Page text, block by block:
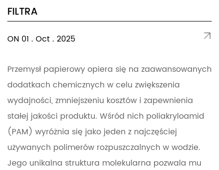
FILTRA
ON 01 . Oct . 2025
Przemysł papierowy opiera się na zaawansowanych
dodatkach chemicznych w celu zwiększenia
wydajności, zmniejszeniu kosztów i zapewnienia
stałej jakości produktu. Wśród nich poliakryloamid
(PAM) wyróżnia się jako jeden z najczęściej
używanych polimerów rozpuszczalnych w wodzie.
Jego unikalna struktura molekularna pozwala mu